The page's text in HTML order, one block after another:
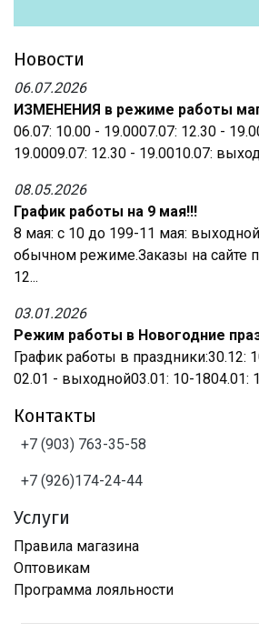
Новости
06.07.2026
ИЗМЕНЕНИЯ в режиме работы
06.07: 10.00 - 19.0007.07: 12.30 -
19.0009.07: 12.30 - 19.0010.07:
08.05.2026
График работы на 9 мая!!!
8 мая: с 10 до 199-11 мая:
обычном режиме.Заказы на сайте
12...
03.01.2026
Режим работы в Новогодние
График работы в праздники:30.12:
02.01 - выходной03.01: 10-1804.01:
Контакты
+7 (903) 763-35-58
+7 (926)174-24-44
Услуги
Правила магазина
Оптовикам
Программа лояльности